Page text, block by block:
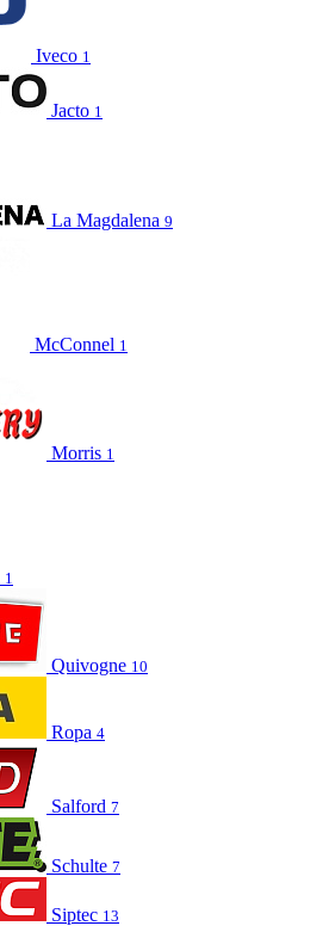
Iveco 1
Jacto 1
La Magdalena 9
McConnel 1
Morris 1
1
Quivogne 10
Ropa 4
Salford 7
Schulte 7
Siptec 13